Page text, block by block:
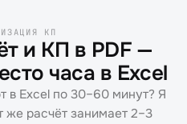
КП
и КП в PDF —
часа в Excel
Excel по 30–60 минут? Я
же расчёт занимает 2–3